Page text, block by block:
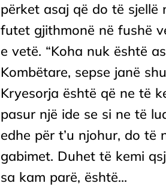
përket asaj që do të sjellë
futet gjithmonë në fushë
e vetë. “Koha nuk është
Kombëtare, sepse janë
Kryesorja është që ne të
pasur një ide se si ne të
edhe për t’u njohur, do të
gabimet. Duhet të kemi
sa kam parë, është...